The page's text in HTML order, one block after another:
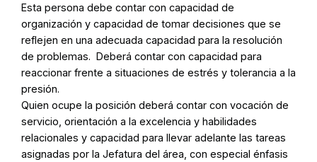
Esta persona debe contar con capacidad de
organización y capacidad de tomar decisiones que se
reflejen en una adecuada capacidad para la resolución
de problemas. Deberá contar con capacidad para
reaccionar frente a situaciones de estrés y tolerancia a la
presión.
Quien ocupe la posición deberá contar con vocación de
servicio, orientación a la excelencia y habilidades
relacionales y capacidad para llevar adelante las tareas
asignadas por la Jefatura del área, con especial énfasis